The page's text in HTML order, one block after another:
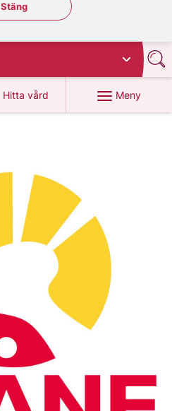
Stäng regionsväljaren
Stäng
Hitta vård
på 1177.se
Meny